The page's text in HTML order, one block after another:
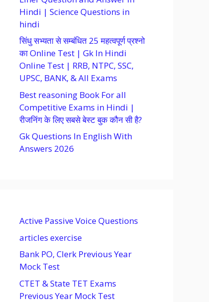
Hindi | Science Questions in
hindi
सिंधु सभ्यता से सम्बंधित 25 महत्वपूर्ण प्रश्नो
का Online Test | Gk In Hindi
Online Test | RRB, NTPC, SSC,
UPSC, BANK, & All Exams
Best reasoning Book For all
Competitive Exams in Hindi |
रीजनिंग के लिए सबसे बेस्ट बुक कौन सी है?
Gk Questions In English With
Answers 2026
Active Passive Voice Questions
articles exercise
Bank PO, Clerk Previous Year
Mock Test
CTET & State TET Exams
Previous Year Mock Test